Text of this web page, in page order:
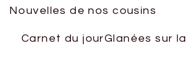
Nouvelles de nos cousins
Carnet du jourGlanées sur la